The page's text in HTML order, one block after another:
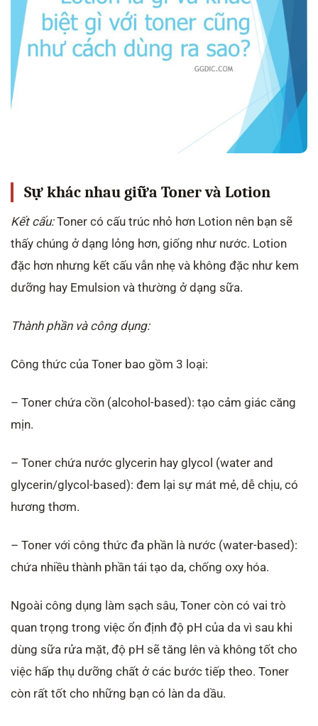
Sự khác nhau giữa Toner và Lotion
Kết cấu:Toner có cấu trúc nhỏ hơn Lotion nên bạn sẽ
thấy chúng ở dạng lỏng hơn, giống như nước. Lotion
đặc hơn nhưng kết cấu vẫn nhẹ và không đặc như kem
dưỡng hay Emulsion và thường ở dạng sữa.
Thành phần và công dụng:
Công thức của Toner bao gồm 3 loại:
– Toner chứa cồn (alcohol-based): tạo cảm giác căng
mịn.
– Toner chứa nước glycerin hay glycol (water and
glycerin/glycol-based): đem lại sự mát mẻ, dễ chịu, có
hương thơm.
– Toner với công thức đa phần là nước (water-based):
chứa nhiều thành phần tái tạo da, chống oxy hóa.
Ngoài công dụng làm sạch sâu, Toner còn có vai trò
quan trọng trong việc ổn định độ pH của da vì sau khi
dùng sữa rửa mặt, độ pH sẽ tăng lên và không tốt cho
việc hấp thụ dưỡng chất ở các bước tiếp theo. Toner
còn rất tốt cho những bạn có làn da dầu.